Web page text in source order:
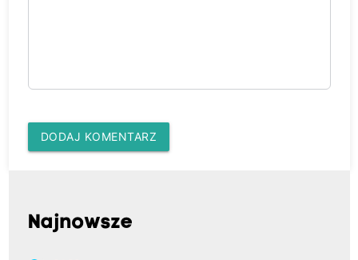
DODAJ KOMENTARZ
Najnowsze